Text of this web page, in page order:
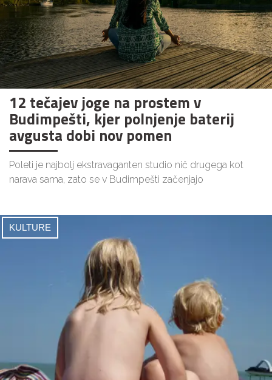
12 tečajev joge na prostem v
Budimpešti, kjer polnjenje baterij
avgusta dobi nov pomen
Poleti je najbolj ekstravaganten studio nič drugega kot
narava sama, zato se v Budimpešti začenjajo
KULTURE